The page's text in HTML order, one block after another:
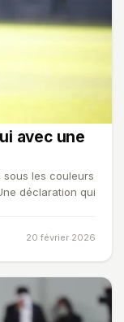
avec une
sous les couleurs
déclaration qui
20 février 2026